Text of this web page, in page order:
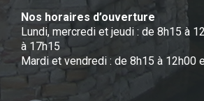
Nos horaires d’ouverture
Lundi, mercredi et jeudi : de 8h15 à
à 17h15
Mardi et vendredi : de 8h15 à 12h00